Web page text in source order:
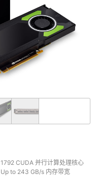
1792 CUDA 并行计算处理核心
Up to 243 GB/s 内存带宽